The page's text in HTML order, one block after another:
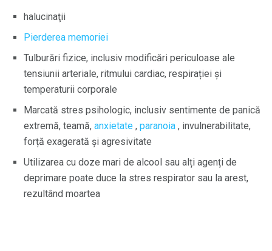
halucinaţii
Pierderea memoriei
Tulburări fizice, inclusiv modificări periculoase ale
tensiunii arteriale, ritmului cardiac, respirației și
temperaturii corporale
Marcată stres psihologic, inclusiv sentimente de panică
extremă, teamă, anxietate , paranoia , invulnerabilitate,
forță exagerată și agresivitate
Utilizarea cu doze mari de alcool sau alți agenți de
deprimare poate duce la stres respirator sau la arest,
rezultând moartea